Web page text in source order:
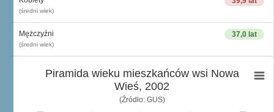
(średni wiek)
37,0 lat
Mężczyźni
(średni wiek)
Piramida wieku mieszkańców wsi Nowa
Wieś, 2002
(Źródło: GUS)